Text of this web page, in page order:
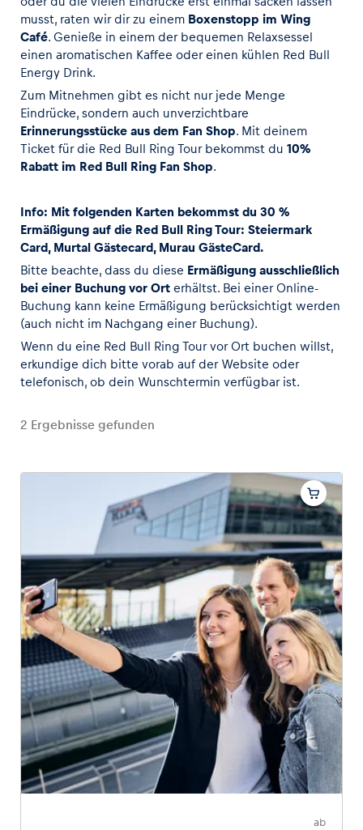
Business
Alle anzeigen
Glossar
musst, raten wir dir zu einem Boxenstopp im Wing
Café. Genieße in einem der bequemen Relaxsessel
einen aromatischen Kaffee oder einen kühlen Red Bull
Energy Drink.
Zum Mitnehmen gibt es nicht nur jede Menge
Eindrücke, sondern auch unverzichtbare
Erinnerungsstücke aus dem Fan Shop. Mit deinem
Ticket für die Red Bull Ring Tour bekommst du 10%
Rabatt im Red Bull Ring Fan Shop.
Info: Mit folgenden Karten bekommst du 30 %
Ermäßigung auf die Red Bull Ring Tour: Steiermark
Card, Murtal Gästecard, Murau GästeCard.
Bitte beachte, dass du diese Ermäßigung ausschließlich
bei einer Buchung vor Ort erhältst. Bei einer Online-
Buchung kann keine Ermäßigung berücksichtigt werden
(auch nicht im Nachgang einer Buchung).
Wenn du eine Red Bull Ring Tour vor Ort buchen willst,
erkundige dich bitte vorab auf der Website oder
telefonisch, ob dein Wunschtermin verfügbar ist.
2 Ergebnisse gefunden
ab